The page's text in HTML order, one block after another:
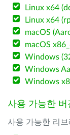
Linux x64
Linux x64
macOS
macOS
Windows
Windows
Windows
사용 가능한 버
사용 가능한 리